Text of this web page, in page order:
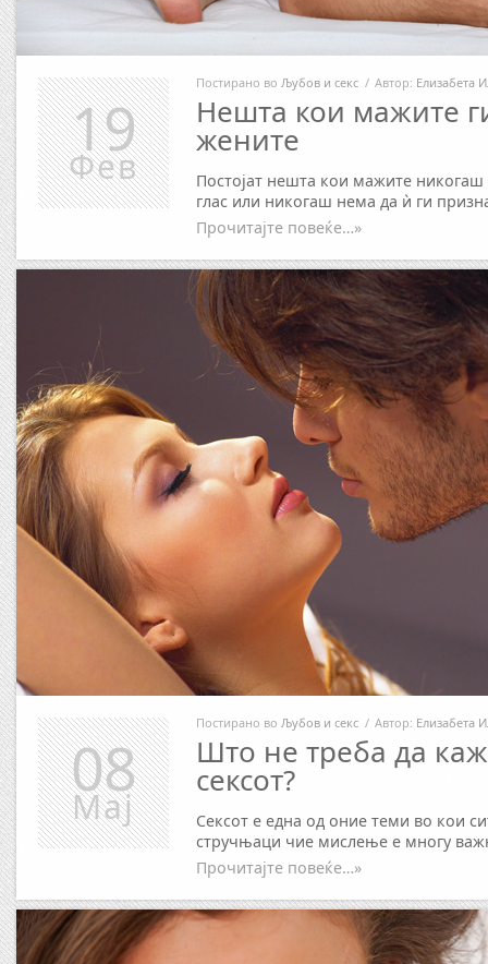
Постирано во Љубов и секс / Автор: Елизабета
Нешта кои мажите
жените
Постојат нешта кои мажите
глас или никогаш нема да ѝ ги
Прочитајте повеќе…»
19
Фев
Постирано во Љубов и секс / Автор: Елизабета
Што не треба да
сексот?
Сексот е една од оние теми во кои
стручњаци чие мислење е многу
Прочитајте повеќе…»
08
Мај